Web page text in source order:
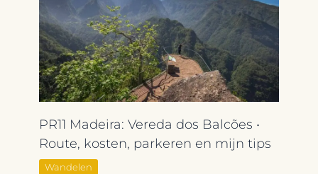
PR11 Madeira: Vereda dos Balcões •
Route, kosten, parkeren en mijn tips
Wandelen